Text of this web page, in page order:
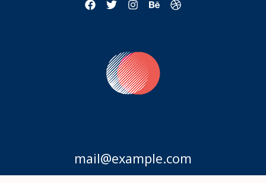
mail@example.com